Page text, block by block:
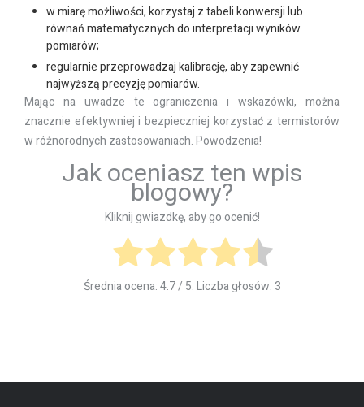
w miarę możliwości, korzystaj z tabeli konwersji lub
równań matematycznych do interpretacji wyników
pomiarów;
regularnie przeprowadzaj kalibrację, aby zapewnić
najwyższą precyzję pomiarów.
Mając na uwadze te ograniczenia i wskazówki, można
znacznie efektywniej i bezpieczniej korzystać z termistorów
w różnorodnych zastosowaniach. Powodzenia!
Jak oceniasz ten wpis
blogowy?
Kliknij gwiazdkę, aby go ocenić!
Średnia ocena:4.7/ 5. Liczba głosów: 3